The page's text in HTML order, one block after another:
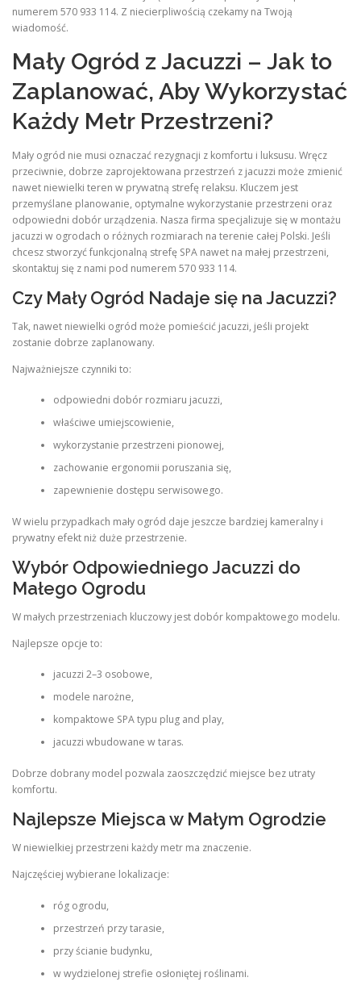
numerem 570 933 114. Z niecierpliwością czekamy na Twoją
wiadomość.
Mały Ogród z Jacuzzi – Jak to
Zaplanować, Aby Wykorzystać
Każdy Metr Przestrzeni?
Mały ogród nie musi oznaczać rezygnacji z komfortu i luksusu. Wręcz
przeciwnie, dobrze zaprojektowana przestrzeń z jacuzzi może zmienić
nawet niewielki teren w prywatną strefę relaksu. Kluczem jest
przemyślane planowanie, optymalne wykorzystanie przestrzeni oraz
odpowiedni dobór urządzenia. Nasza firma specjalizuje się w montażu
jacuzzi w ogrodach o różnych rozmiarach na terenie całej Polski. Jeśli
chcesz stworzyć funkcjonalną strefę SPA nawet na małej przestrzeni,
skontaktuj się z nami pod numerem 570 933 114.
Czy Mały Ogród Nadaje się na Jacuzzi?
Tak, nawet niewielki ogród może pomieścić jacuzzi, jeśli projekt
zostanie dobrze zaplanowany.
Najważniejsze czynniki to:
odpowiedni dobór rozmiaru jacuzzi,
właściwe umiejscowienie,
wykorzystanie przestrzeni pionowej,
zachowanie ergonomii poruszania się,
zapewnienie dostępu serwisowego.
W wielu przypadkach mały ogród daje jeszcze bardziej kameralny i
prywatny efekt niż duże przestrzenie.
Wybór Odpowiedniego Jacuzzi do
Małego Ogrodu
W małych przestrzeniach kluczowy jest dobór kompaktowego modelu.
Najlepsze opcje to:
jacuzzi 2–3 osobowe,
modele narożne,
kompaktowe SPA typu plug and play,
jacuzzi wbudowane w taras.
Dobrze dobrany model pozwala zaoszczędzić miejsce bez utraty
komfortu.
Najlepsze Miejsca w Małym Ogrodzie
W niewielkiej przestrzeni każdy metr ma znaczenie.
Najczęściej wybierane lokalizacje:
róg ogrodu,
przestrzeń przy tarasie,
przy ścianie budynku,
w wydzielonej strefie osłoniętej roślinami.